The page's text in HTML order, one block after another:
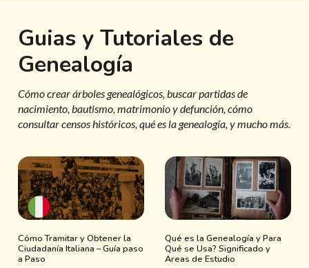
Guias y Tutoriales de
Genealogía
Cómo crear árboles genealógicos, buscar partidas de
nacimiento, bautismo, matrimonio y defunción, cómo
consultar censos históricos, qué es la genealogía, y mucho más.
Cómo Tramitar y Obtener la
Ciudadanía Italiana – Guía paso
a Paso
Qué es la Genealogía y Para
Qué se Usa? Significado y
Areas de Estudio